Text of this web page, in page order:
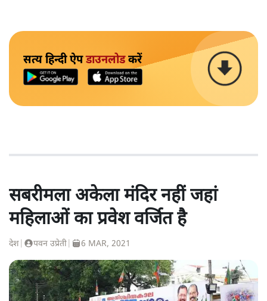
सत्य हिन्दी ऐपडाउनलोडकरें
सबरीमला अकेला मंदिर नहीं जहां
महिलाओं का प्रवेश वर्जित है
देश पवन उप्रेती 6 MAR, 2021